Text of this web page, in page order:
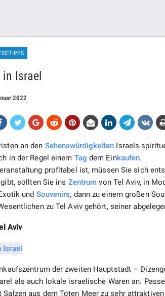
Israel
2022
isten an den Sehenswürdigkeiten Israels
in der Regel einem Tag dem Einkaufen.
profitabel ist, müssen Sie sich
sollten Sie ins Zentrum von Tel Aviv, in
und Souvenirs, dann zu einem großen
zu Tel Aviv gehört, seiner
Aviv
der zweiten Hauptstadt –
als auch lokale israelische Waren an.
aus dem Toten Meer zu sehr attraktiven